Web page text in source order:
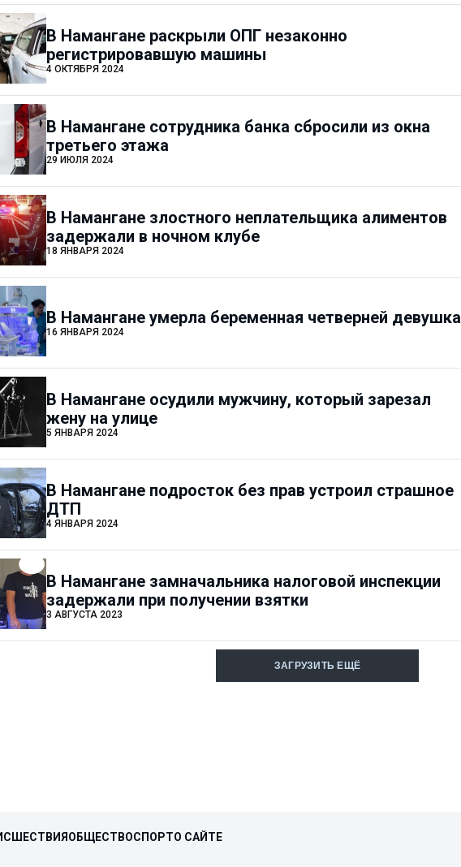
В Намангане раскрыли ОПГ незаконно
регистрировавшую машины
4 ОКТЯБРЯ 2024
В Намангане сотрудника банка сбросили из окна
третьего этажа
29 ИЮЛЯ 2024
В Намангане злостного неплательщика алиментов
задержали в ночном клубе
18 ЯНВАРЯ 2024
В Намангане умерла беременная четверней девушка
16 ЯНВАРЯ 2024
В Намангане осудили мужчину, который зарезал
жену на улице
5 ЯНВАРЯ 2024
В Намангане подросток без прав устроил страшное
ДТП
4 ЯНВАРЯ 2024
В Намангане замначальника налоговой инспекции
задержали при получении взятки
3 АВГУСТА 2023
ЗАГРУЗИТЬ ЕЩЁ
ОБЩЕСТВОСПОРТО САЙТЕ